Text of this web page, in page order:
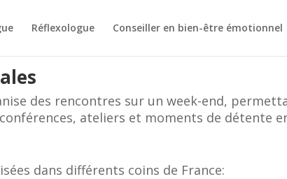
Réflexologue Conseiller en bien-être émotionnel
des rencontres sur un week-end,
ateliers et moments de détente
dans différents coins de France: